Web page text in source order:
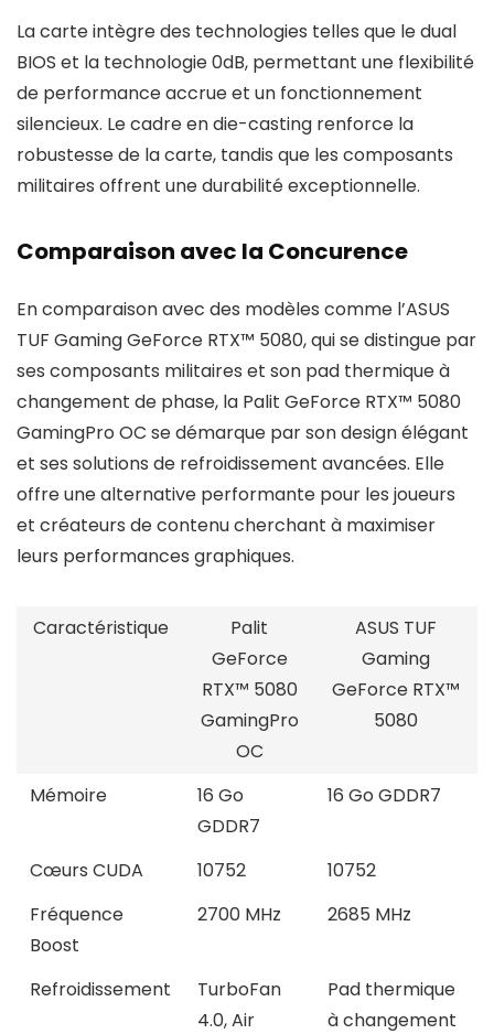
La carte intègre des technologies telles que le dual
BIOS et la technologie 0dB, permettant une flexibilité
de performance accrue et un fonctionnement
silencieux. Le cadre en die-casting renforce la
robustesse de la carte, tandis que les composants
militaires offrent une durabilité exceptionnelle.
Comparaison avec la Concurence
En comparaison avec des modèles comme l’ASUS
TUF Gaming GeForce RTX™ 5080, qui se distingue par
ses composants militaires et son pad thermique à
changement de phase, la Palit GeForce RTX™ 5080
GamingPro OC se démarque par son design élégant
et ses solutions de refroidissement avancées. Elle
offre une alternative performante pour les joueurs
et créateurs de contenu cherchant à maximiser
leurs performances graphiques.
Caractéristique
Palit
GeForce
RTX™ 5080
GamingPro
OC
ASUS TUF
Gaming
GeForce RTX™
5080
Mémoire
16 Go
GDDR7
16 Go GDDR7
Cœurs CUDA 10752
10752
Fréquence
Boost
2700 MHz 2685 MHz
Refroidissement
TurboFan
4.0, Air
Pad thermique
à changement